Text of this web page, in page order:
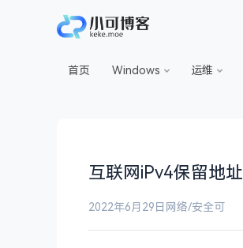
首页 Windows 运维
互联网iPv4保留地址
2022年6月29日 网络/安全可